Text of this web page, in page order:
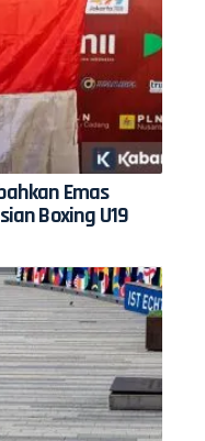
Emas
Boxing U19